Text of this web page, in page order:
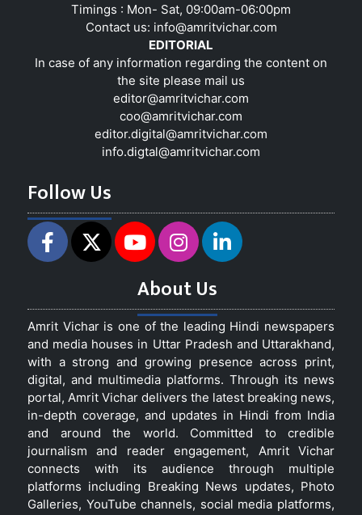
Timings : Mon- Sat, 09:00am-06:00pm
Contact us: info@amritvichar.com
EDITORIAL
In case of any information regarding the content on
the site please mail us
editor@amritvichar.com
coo@amritvichar.com
editor.digital@amritvichar.com
info.digtal@amritvichar.com
Follow Us
About Us
Amrit Vichar is one of the leading Hindi newspapers
and media houses in Uttar Pradesh and Uttarakhand,
with a strong and growing presence across print,
digital, and multimedia platforms. Through its news
portal, Amrit Vichar delivers the latest breaking news,
in-depth coverage, and updates in Hindi from India
and around the world. Committed to credible
journalism and reader engagement, Amrit Vichar
connects with its audience through multiple
platforms including Breaking News updates, Photo
Galleries, YouTube channels, social media platforms,